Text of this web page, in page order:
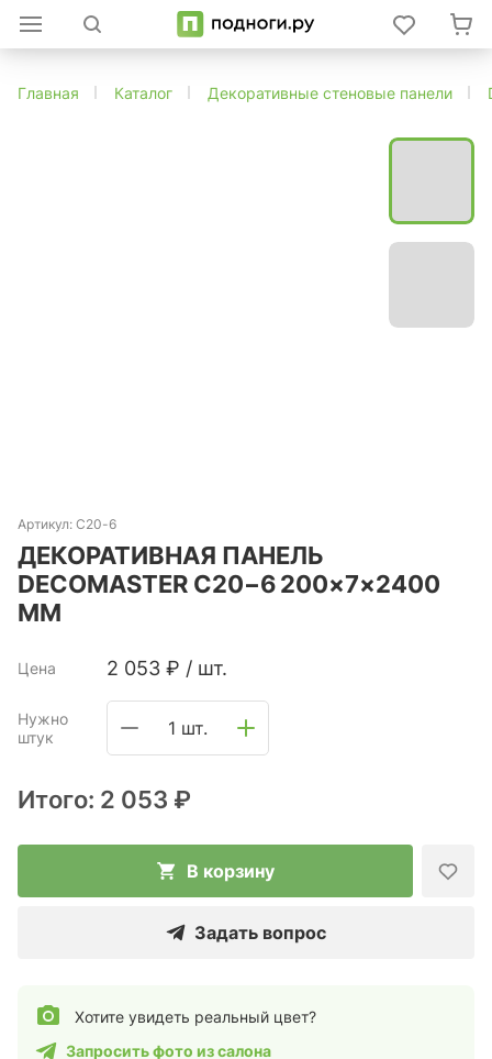
Главная Каталог Декоративные стеновые панели
Артикул: C20-6
ДЕКОРАТИВНАЯ ПАНЕЛЬ
DECOMASTER C20−6 200×7×2400
ММ
Цена 2 053 ₽ / шт.
Нужно
штук
1 шт.
Итого: 2 053 ₽
В корзину
Задать вопрос
Хотите увидеть реальный цвет?
Запросить фото из салона